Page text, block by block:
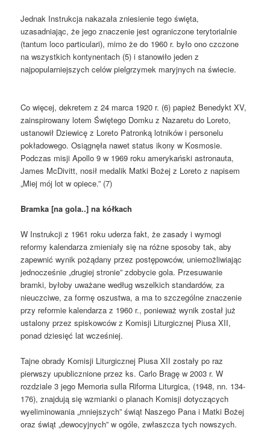
Jednak Instrukcja nakazała zniesienie tego święta,
uzasadniając, że jego znaczenie jest ograniczone terytorialnie
(tantum loco particulari), mimo że do 1960 r. było ono czczone
na wszystkich kontynentach (5) i stanowiło jeden z
najpopularniejszych celów pielgrzymek maryjnych na świecie.
Co więcej, dekretem z 24 marca 1920 r. (6) papież Benedykt XV,
zainspirowany lotem Świętego Domku z Nazaretu do Loreto,
ustanowił Dziewicę z Loreto Patronką lotników i personelu
pokładowego. Osiągnęła nawet status ikony w Kosmosie.
Podczas misji Apollo 9 w 1969 roku amerykański astronauta,
James McDivitt, nosił medalik Matki Bożej z Loreto z napisem
„Miej mój lot w opiece.” (7)
Bramka[na gola..]na kółkach
W Instrukcji z 1961 roku uderza fakt, że zasady i wymogi
reformy kalendarza zmieniały się na różne sposoby tak, aby
zapewnić wynik pożądany przez postępowców, uniemożliwiając
jednocześnie „drugiej stronie” zdobycie gola. Przesuwanie
bramki, byłoby uważane według wszelkich standardów, za
nieuczciwe, za formę oszustwa, a ma to szczególne znaczenie
przy reformie kalendarza z 1960 r., ponieważ wynik został już
ustalony przez spiskowców z Komisji Liturgicznej Piusa XII,
ponad dziesięć lat wcześniej.
Tajne obrady Komisji Liturgicznej Piusa XII zostały po raz
pierwszy upublicznione przez ks. Carlo Bragę w 2003 r. W
rozdziale 3 jego Memoria sulla Riforma Liturgica, (1948, nn. 134-
176), znajdują się wzmianki o planach Komisji dotyczących
wyeliminowania „mniejszych” świąt Naszego Pana i Matki Bożej
oraz świąt „dewocyjnych” w ogóle, zwłaszcza tych nowszych.